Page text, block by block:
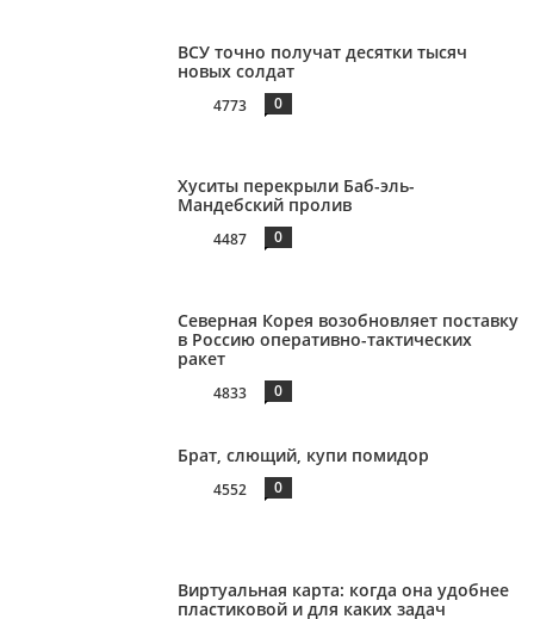
ВСУ точно получат десятки тысяч
новых солдат
4773 0
Хуситы перекрыли Баб-эль-
Мандебский пролив
4487 0
Северная Корея возобновляет поставку
в Россию оперативно-тактических
ракет
4833 0
Брат, слющий, купи помидор
4552 0
Виртуальная карта: когда она удобнее
пластиковой и для каких задач